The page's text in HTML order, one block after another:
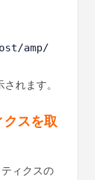
amp/
れます。
スを取
ィクスの